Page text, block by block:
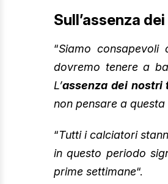
Sull’assenza
“Siamo consapevoli
dovremo tenere a
L’assenza dei nostri
non pensare a
“Tutti i calciatori
in questo periodo
prime settimane“.